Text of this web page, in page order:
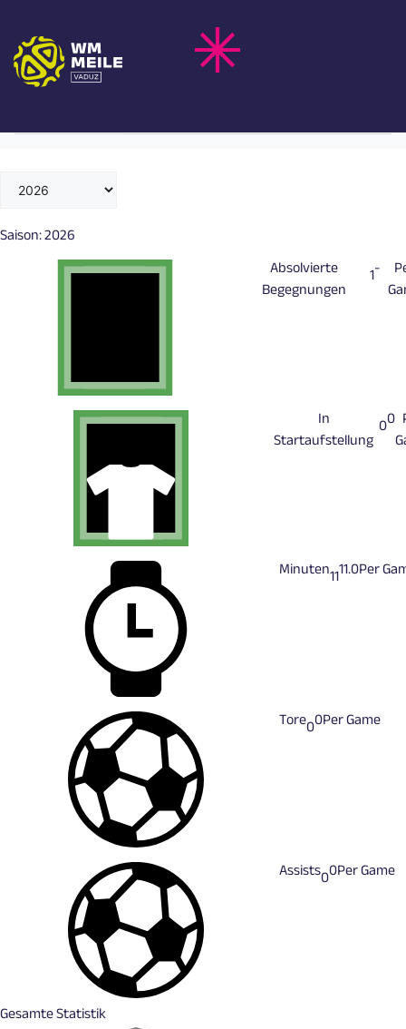
Inhalt
springen
Z. AMDOUNI
Saison:2026
Absolvierte
Begegnungen
1-
In
Startaufstellung
00
Minuten1111.0Per
Tore00Per Game
Assists00Per Game
Gesamte Statistik